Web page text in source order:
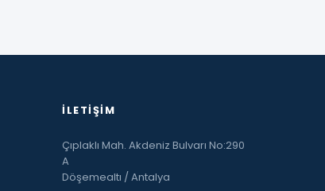
İLETIŞIM
Çıplaklı Mah. Akdeniz Bulvarı No:290
A
Döşemealtı / Antalya